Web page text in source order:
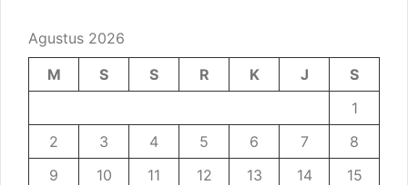
Agustus 2026
M
S S R K J
S
1
2
3 4 5 6 7
8
9
10 11 12 13 14
15